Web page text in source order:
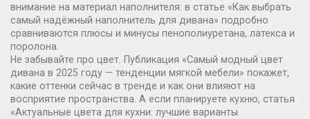
внимание на материал наполнителя: в статье «Как выбрать
самый надёжный наполнитель для дивана» подробно
сравниваются плюсы и минусы пенополиуретана, латекса и
поролона.
Не забывайте про цвет. Публикация «Самый модный цвет
дивана в 2025 году — тенденции мягкой мебели» покажет,
какие оттенки сейчас в тренде и как они влияют на
восприятие пространства. А если планируете кухню, статья
«Актуальные цвета для кухни: лучшие варианты